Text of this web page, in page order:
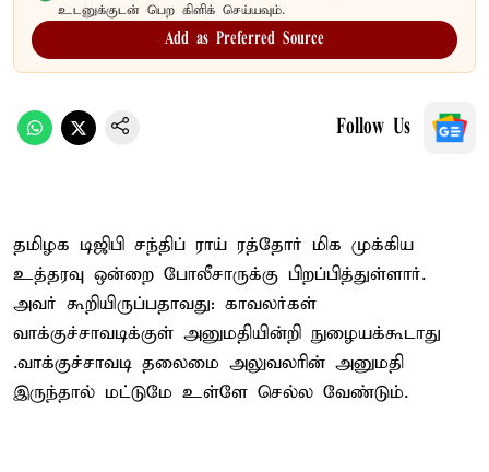
உடனுக்குடன் பெற கிளிக் செய்யவும்.
Add as Preferred Source
Follow Us
தமிழக டிஜிபி சந்திப் ராய் ரத்தோர் மிக முக்கிய
உத்தரவு ஒன்றை போலீசாருக்கு பிறப்பித்துள்ளார்.
அவர் கூறியிருப்பதாவது: காவலர்கள்
வாக்குச்சாவடிக்குள் அனுமதியின்றி நுழையக்கூடாது
.வாக்குச்சாவடி தலைமை அலுவலரின் அனுமதி
இருந்தால் மட்டுமே உள்ளே செல்ல வேண்டும்.